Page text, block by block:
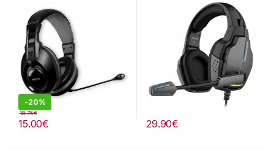
-20%
15.00€
18.75€
29.90€